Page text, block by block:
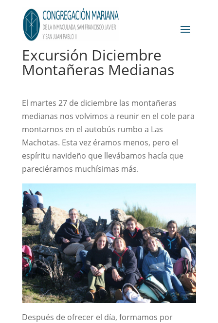
Excursión Diciembre
Montañeras Medianas
El martes 27 de diciembre las montañeras
medianas nos volvimos a reunir en el cole para
montarnos en el autobús rumbo a Las
Machotas. Esta vez éramos menos, pero el
espíritu navideño que llevábamos hacía que
pareciéramos muchísimas más.
Después de ofrecer el día, formamos por